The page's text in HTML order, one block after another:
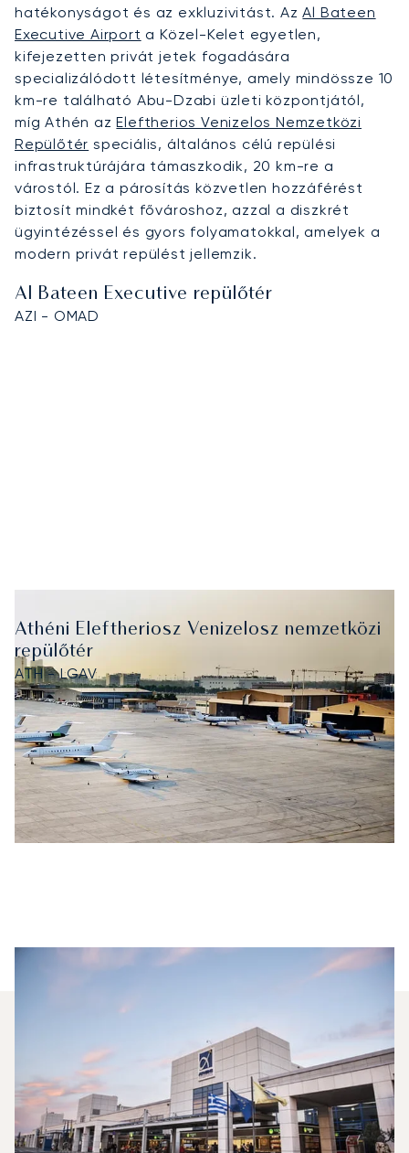
hatékonyságot és az exkluzivitást. AzAl Bateen
Executive Airport a Közel-Kelet egyetlen,
kifejezetten privát jetek fogadására
specializálódott létesítménye, amely mindössze 10
km-re található Abu-Dzabi üzleti központjától,
míg Athén azEleftherios Venizelos Nemzetközi
Repülőtér speciális, általános célú repülési
infrastruktúrájára támaszkodik, 20 km-re a
várostól. Ez a párosítás közvetlen hozzáférést
biztosít mindkét fővároshoz, azzal a diszkrét
ügyintézéssel és gyors folyamatokkal, amelyek a
modern privát repülést jellemzik.
Al Bateen Executive repülőtér
AZI - OMAD
Athéni Eleftheriosz Venizelosz nemzetközi
repülőtér
ATH - LGAV
Milyen Típusú Privát Jetet
Bérelhetek Az Abu-Dzabi–
Athén Útvonalra?
2025-ben a Challenger 850, a Learjet 60XR és a